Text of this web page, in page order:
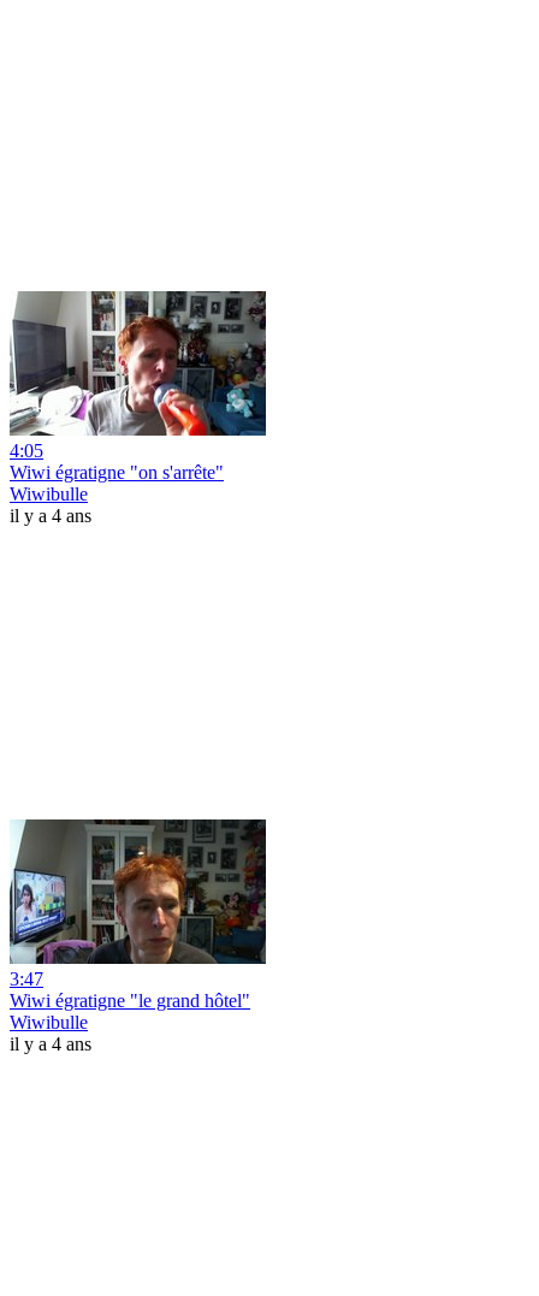
4:05
Wiwi égratigne "on s'arrête"
Wiwibulle
il y a 4 ans
3:47
Wiwi égratigne "le grand hôtel"
Wiwibulle
il y a 4 ans